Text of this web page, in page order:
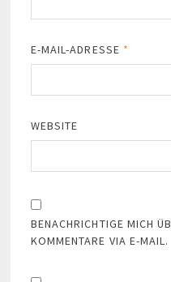
E-MAIL-ADRESSE *
WEBSITE
BENACHRICHTIGE MICH
KOMMENTARE VIA E-MAIL.